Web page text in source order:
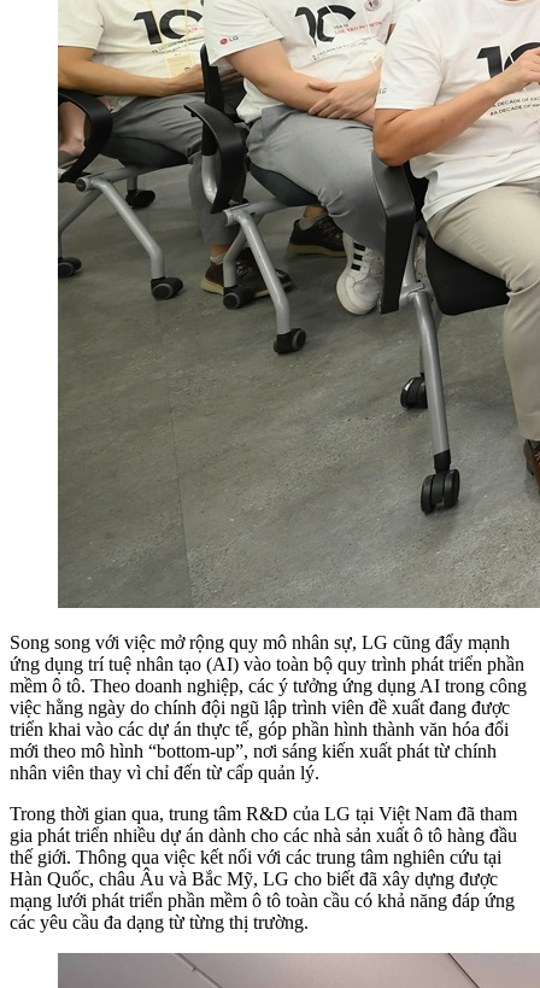
Song song với việc mở rộng quy mô nhân sự, LG cũng đẩy mạnh
ứng dụng trí tuệ nhân tạo (AI) vào toàn bộ quy trình phát triển phần
mềm ô tô. Theo doanh nghiệp, các ý tưởng ứng dụng AI trong công
việc hằng ngày do chính đội ngũ lập trình viên đề xuất đang được
triển khai vào các dự án thực tế, góp phần hình thành văn hóa đổi
mới theo mô hình “bottom-up”, nơi sáng kiến xuất phát từ chính
nhân viên thay vì chỉ đến từ cấp quản lý.
Trong thời gian qua, trung tâm R&D của LG tại Việt Nam đã tham
gia phát triển nhiều dự án dành cho các nhà sản xuất ô tô hàng đầu
thế giới. Thông qua việc kết nối với các trung tâm nghiên cứu tại
Hàn Quốc, châu Âu và Bắc Mỹ, LG cho biết đã xây dựng được
mạng lưới phát triển phần mềm ô tô toàn cầu có khả năng đáp ứng
các yêu cầu đa dạng từ từng thị trường.